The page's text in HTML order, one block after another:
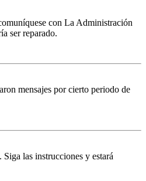
con La Administración
ser reparado.
mensajes por cierto periodo de
. Siga las instrucciones y estará